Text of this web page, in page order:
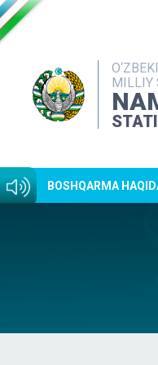
MILLIY
BOSHQARMA